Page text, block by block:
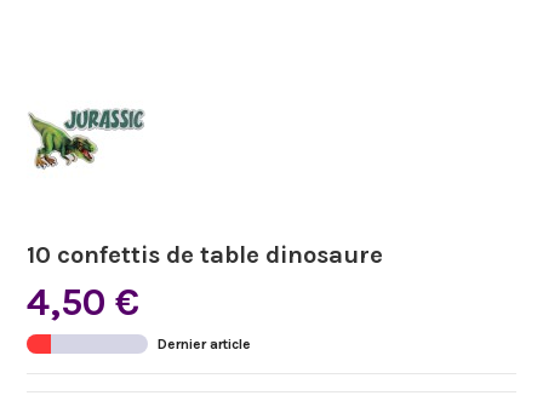
10 confettis de table dinosaure
4,50 €
Dernier article